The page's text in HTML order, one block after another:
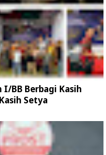
BB Berbagi Kasih
Setya